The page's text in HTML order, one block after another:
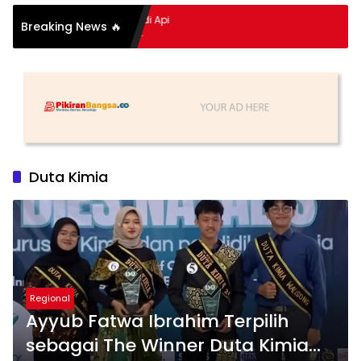
Breaking News 🔥
Hidup Meledak Jadi Api
Tragedi Menteng-
Maling Ayam di Bali
Duta Kimia
Regional
Ayyub Fatwa Ibrahim Terpilih
sebagai The Winner Duta Kimia